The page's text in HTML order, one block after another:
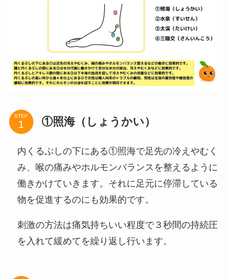
STEP ①照海（しょうかい）
内くるぶしの下にある①照海で足先の冷えやむく
み、喉の痛みやホルモンバランスを整えるように
働きかけていきます。それに足元に停滞している
物を促進するのにも効果的です。
刺激の方法は痛気持ちいい程度で３秒間の持続圧
を入れて緩めてを繰り返し行います。